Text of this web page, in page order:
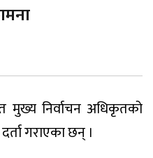
मुख्य निर्वाचन अधिकृतको
गराएका छन् ।